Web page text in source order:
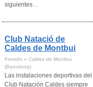
siguientes…
Club Natació de
Caldes de Montbui
Frontón » Caldes de Montbui
(Barcelona)
Las instalaciones deportivas del
Club Natación Caldes siempre